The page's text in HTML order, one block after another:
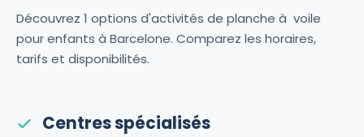
Découvrez 1 options d'activités de planche à voile
pour enfants à Barcelone. Comparez les horaires,
tarifs et disponibilités.
Centres spécialisés